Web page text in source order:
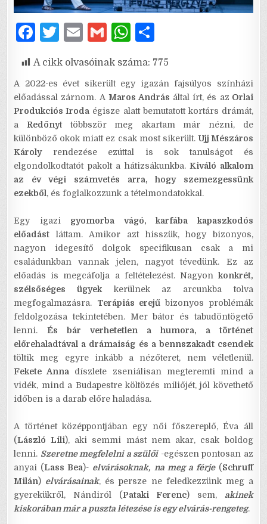
F
c
e
b
o
o
k
T
it
te
r
E
ai
l
G
ai
l
W
at
s
A
p
p
ar
e
A cikk olvasóinak száma: 775
A 2022-es évet sikerült egy igazán fajsúlyos színházi
előadással zárnom. A Maros András által írt, és az Orlai
Produkciós Iroda égisze alatt bemutatott kortárs drámát,
a Redőnyt többször meg akartam már nézni, de
különböző okok miatt ez csak most sikerült. Ujj Mészáros
Károlyrendezése ezúttal is sok tanulságot és
elgondolkodtatót pakolt a hátizsákunkba.Kiváló alkalom
az év végi számvetés arra, hogy szemezgessünk
ezekből, és foglalkozzunk a tételmondatokkal.
Egy igazi gyomorba vágó, karfába kapaszkodós
előadást láttam. Amikor azt hisszük, hogy bizonyos,
nagyon idegesítő dolgok specifikusan csak a mi
családunkban vannak jelen, nagyot tévedünk. Ez az
előadás is megcáfolja a feltételezést. Nagyon konkrét,
szélsőséges ügyekkerülnek az arcunkba tolva
megfogalmazásra. Terápiás erejű bizonyos problémák
feldolgozása tekintetében. Mer bátor és tabudöntögető
lenni.És bár verhetetlen a humora, a történet
előrehaladtával a drámaiság és a bennszakadt csendek
töltik meg egyre inkább a nézőteret, nem véletlenül.
Fekete Anna díszlete zseniálisan megteremti mind a
vidék, mind a Budapestre költözés miliőjét, jól követhető
időben is a darab előre haladása.
A történet középpontjában egy női főszereplő, Éva áll
(László Lili), aki semmi mást nem akar, csak boldog
lenni. Szeretne megfelelni a szülői-egészen pontosan az
anyai (Lass Bea)- elvárásoknak, na meg a férje(Schruff
Milán) elvárásainak, és persze ne feledkezzünk meg a
gyerekükről, Nándiról (Pataki Ferenc) sem, akinek
kiskorában már a puszta létezése is egy elvárás-rengeteg.